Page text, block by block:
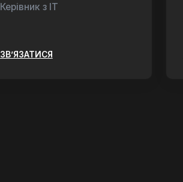
Керівник з ІТ
ЗВ’ЯЗАТИСЯ